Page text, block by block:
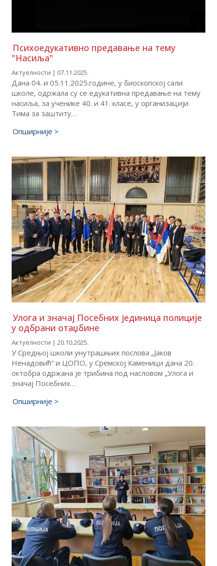
Психоедукативно предавање на тему
"Насиља"
Актуелности | 07.11.2025.
Дана 04. и 05.11.2025.године, у биоскопској сали
школе, одржала су се едукативна предавање на тему
насиља, за ученике 40. и 41. класе, у организацији
Тима за заштиту…
Опширније >
Улога и значај Посебних јединица полиције
у одбрани отаџбине
Актуелности | 20.10.2025.
У Средњој школи унутрашњих послова „Јаков
Ненадовић“ и ЦОПО, у Сремској Каменици дана 20.
октобра одржана је трибина под насловом „Улога и
значај Посебних…
Опширније >